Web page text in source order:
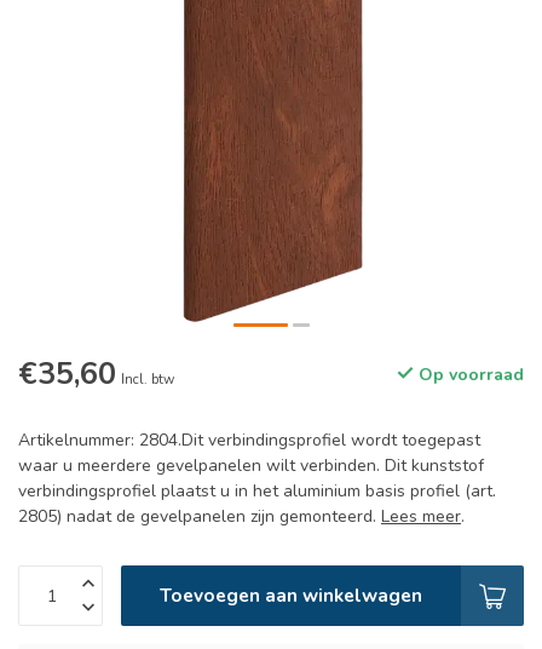
€35,60 Incl. btw Op voorraad
Artikelnummer: 2804.Dit verbindingsprofiel wordt toegepast
waar u meerdere gevelpanelen wilt verbinden. Dit kunststof
verbindingsprofiel plaatst u in het aluminium basis profiel (art.
2805) nadat de gevelpanelen zijn gemonteerd. Lees meer.
Toevoegen aan winkelwagen